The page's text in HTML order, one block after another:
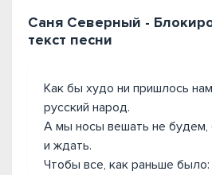
Саня Северный -
текст песни
Как бы худо ни пришлось
русский народ.
А мы носы вешать не будем,
и ждать.
Чтобы все, как раньше